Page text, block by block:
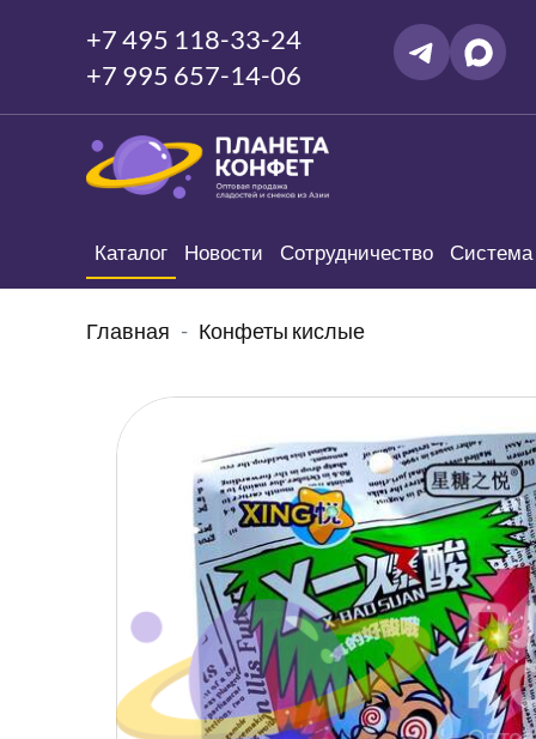
+7 495 118-33-24
+7 995 657-14-06
Каталог Новости Сотрудничество Система
Главная Конфеты кислые